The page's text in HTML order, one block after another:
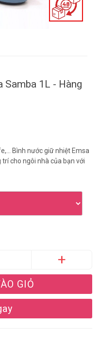
Samba 1L - Hàng
Bình nước giữ nhiệt Emsa
cho ngôi nhà của bạn với
GIỎ